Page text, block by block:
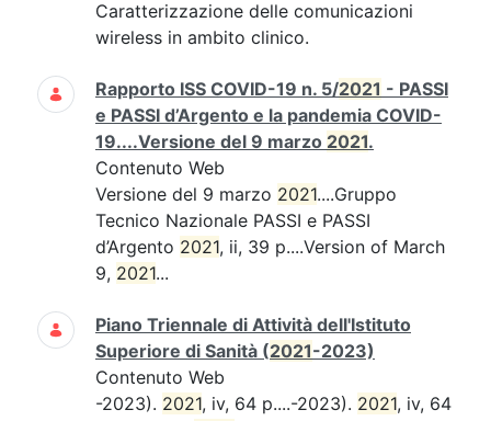
Caratterizzazione delle comunicazioni
wireless in ambito clinico.
Rapporto ISS COVID-19 n. 5/2021 - PASSI
e PASSI d’Argento e la pandemia COVID-
19....Versione del 9 marzo 2021.
Contenuto Web
Versione del 9 marzo 2021....Gruppo
Tecnico Nazionale PASSI e PASSI
d’Argento 2021, ii, 39 p....Version of March
9, 2021...
Piano Triennale di Attività dell'Istituto
Superiore di Sanità (2021-2023)
Contenuto Web
-2023). 2021, iv, 64 p....-2023). 2021, iv, 64